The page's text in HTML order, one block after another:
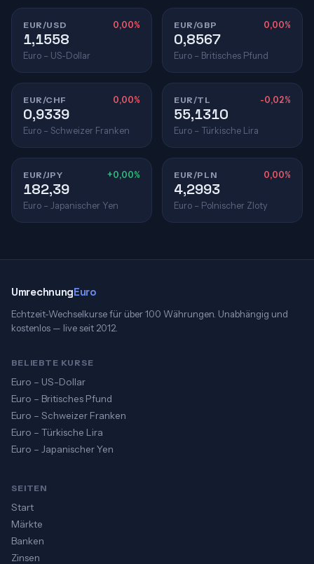
EUR/USD 0,00%
1,1558
Euro – US-Dollar
EUR/GBP 0,00%
0,8567
Euro – Britisches Pfund
EUR/CHF 0,00%
0,9339
Euro – Schweizer Franken
EUR/TL -0,02%
55,1310
Euro – Türkische Lira
EUR/JPY +0,00%
182,39
Euro – Japanischer Yen
EUR/PLN 0,00%
4,2993
Euro – Polnischer Zloty
UmrechnungEuro
Echtzeit-Wechselkurse für über 100 Währungen. Unabhängig und
kostenlos — live seit 2012.
BELIEBTE KURSE
Euro – US-Dollar
Euro – Britisches Pfund
Euro – Schweizer Franken
Euro – Türkische Lira
Euro – Japanischer Yen
SEITEN
Start
Märkte
Banken
Zinsen